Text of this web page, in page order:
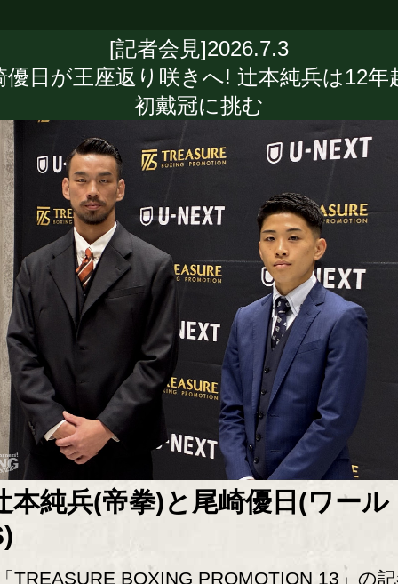
[記者会見]2026.7.3
優日が王座返り咲きへ! 辻本純兵は12年
初戴冠に挑む
本純兵(帝拳)と尾崎優日(ワール
BOXING PROMOTION 13」の